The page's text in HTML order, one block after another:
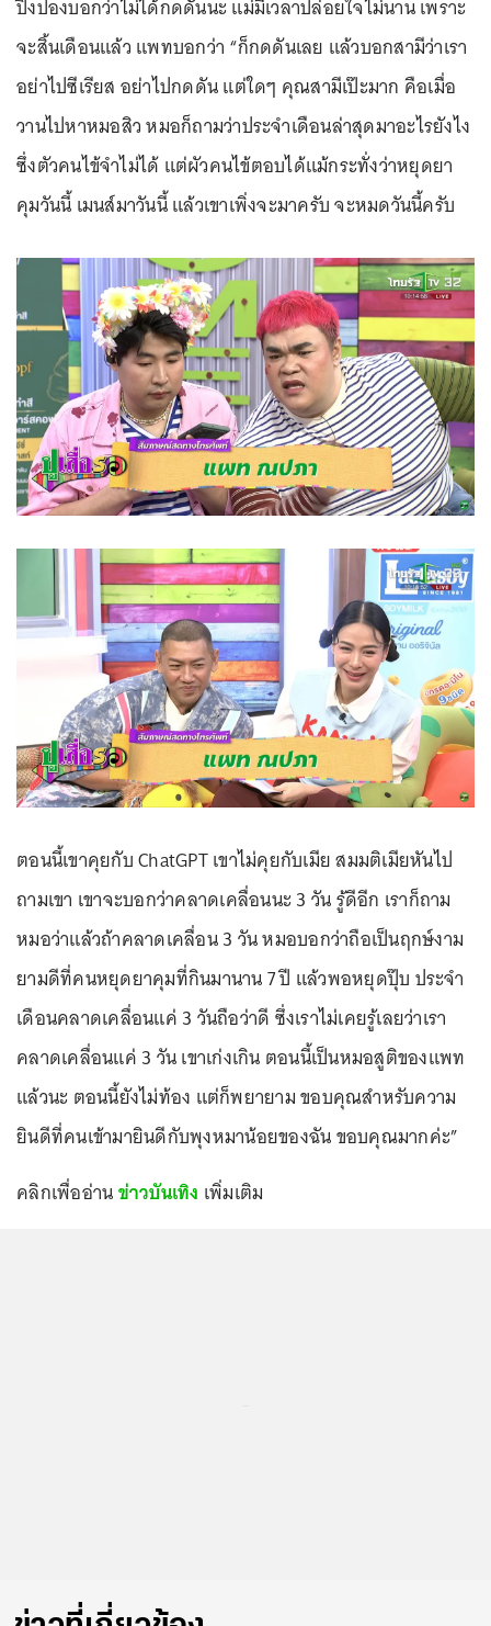
ปิงปองบอกว่าไม่ได้กดดันนะ แม่มีเวลาปล่อยใจไม่นาน เพราะ
จะสิ้นเดือนแล้ว แพทบอกว่า “ก็กดดันเลย แล้วบอกสามีว่าเรา
อย่าไปซีเรียส อย่าไปกดดัน แต่ใดๆ คุณสามีเป๊ะมาก คือเมื่อ
วานไปหาหมอสิว หมอก็ถามว่าประจำเดือนล่าสุดมาอะไรยังไง
ซึ่งตัวคนไข้จำไม่ได้ แต่ผัวคนไข้ตอบได้แม้กระทั่งว่าหยุดยา
คุมวันนี้ เมนส์มาวันนี้ แล้วเขาเพิ่งจะมาครับ จะหมดวันนี้ครับ
ตอนนี้เขาคุยกับ ChatGPT เขาไม่คุยกับเมีย สมมติเมียหันไป
ถามเขา เขาจะบอกว่าคลาดเคลื่อนนะ 3 วัน รู้ดีอีก เราก็ถาม
หมอว่าแล้วถ้าคลาดเคลื่อน 3 วัน หมอบอกว่าถือเป็นฤกษ์งาม
ยามดีที่คนหยุดยาคุมที่กินมานาน 7 ปี แล้วพอหยุดปุ๊บ ประจำ
เดือนคลาดเคลื่อนแค่ 3 วันถือว่าดี ซึ่งเราไม่เคยรู้เลยว่าเรา
คลาดเคลื่อนแค่ 3 วัน เขาเก่งเกิน ตอนนี้เป็นหมอสูติของแพท
แล้วนะ ตอนนี้ยังไม่ท้อง แต่ก็พยายาม ขอบคุณสำหรับความ
ยินดีที่คนเข้ามายินดีกับพุงหมาน้อยของฉัน ขอบคุณมากค่ะ”
คลิกเพื่ออ่านข่าวบันเทิง เพิ่มเติม